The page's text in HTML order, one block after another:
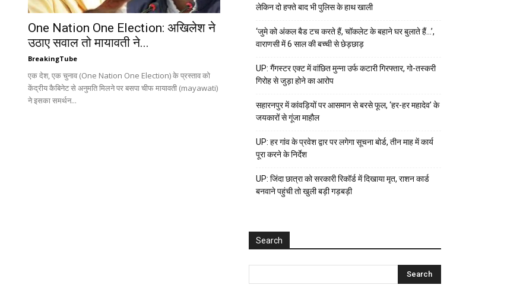
One Nation One Election: अखिलेश ने
उठाए सवाल तो मायावती ने...
BreakingTube
एक देश, एक चुनाव (One Nation One Election) के प्रस्ताव को
केंद्रीय कैबिनेट से अनुमति मिलने पर बसपा चीफ मायावती (mayawati)
ने इसका समर्थन...
लेकिन दो हफ्ते बाद भी पुलिस के हाथ खाली
‘जुमे को अंकल बैड टच करते हैं, चॉकलेट के बहाने घर बुलाते हैं…’,
वाराणसी में 6 साल की बच्ची से छेड़छाड़
UP: गैंगस्टर एक्ट में वांछित मुन्ना उर्फ कटारी गिरफ्तार, गो-तस्करी
गिरोह से जुड़ा होने का आरोप
सहारनपुर में कांवड़ियों पर आसमान से बरसे फूल, ‘हर-हर महादेव’ के
जयकारों से गूंजा माहौल
UP: हर गांव के प्रवेश द्वार पर लगेगा सूचना बोर्ड, तीन माह में कार्य
पूरा करने के निर्देश
UP: जिंदा छात्रा को सरकारी रिकॉर्ड में दिखाया मृत, राशन कार्ड
बनवाने पहुंची तो खुली बड़ी गड़बड़ी
Search